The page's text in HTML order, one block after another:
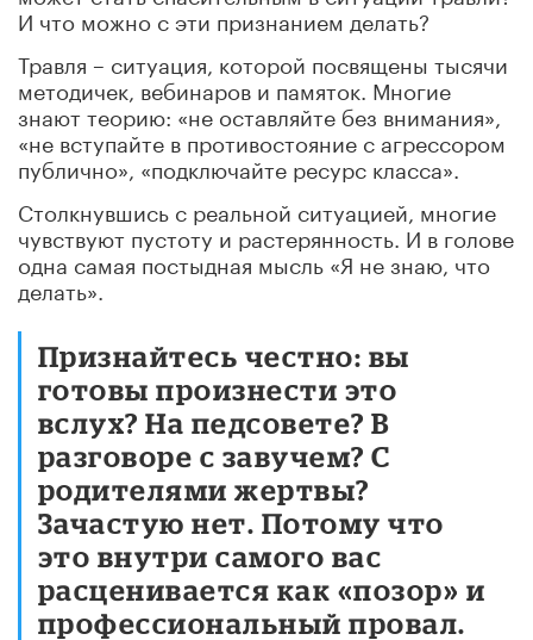
И что можно с эти признанием делать?
Травля – ситуация, которой посвящены тысячи
методичек, вебинаров и памяток. Многие
знают теорию: «не оставляйте без внимания»,
«не вступайте в противостояние с агрессором
публично», «подключайте ресурс класса».
Столкнувшись с реальной ситуацией, многие
чувствуют пустоту и растерянность. И в голове
одна самая постыдная мысль «Я не знаю, что
делать».
Признайтесь честно: вы
готовы произнести это
вслух? На педсовете? В
разговоре с завучем? С
родителями жертвы?
Зачастую нет. Потому что
это внутри самого вас
расценивается как «позор» и
профессиональный провал.